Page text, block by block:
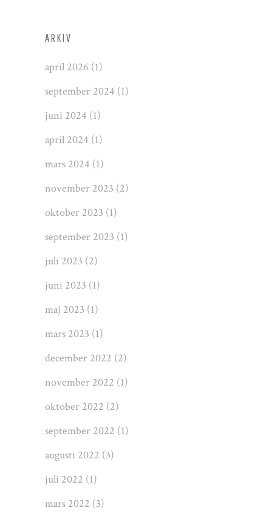
ARKIV
april 2026 (1)
september 2024 (1)
juni 2024 (1)
april 2024 (1)
mars 2024 (1)
november 2023 (2)
oktober 2023 (1)
september 2023 (1)
juli 2023 (2)
juni 2023 (1)
maj 2023 (1)
mars 2023 (1)
december 2022 (2)
november 2022 (1)
oktober 2022 (2)
september 2022 (1)
augusti 2022 (3)
juli 2022 (1)
mars 2022 (3)